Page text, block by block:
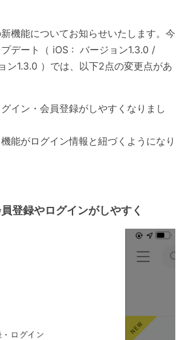
機能についてお知らせいたします。今
デート（ iOS : バージョン1.3.0 /
ン1.3.0 ）では、以下2点の変更点があ
グイン・会員登録がしやすくなりまし
機能がログイン情報と紐づくようになり
員登録やログインがしやすく